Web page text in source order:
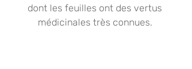
dont les feuilles ont des vertus
médicinales très connues.